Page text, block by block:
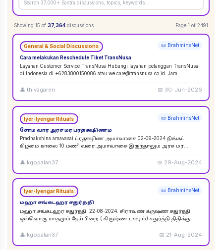
Showing 15 of 37,364 discussions Page 1 of 2491
General & Social Discussions 📜 BrahminsNet
Cara melakukan Reschedule Tiket TransNusa
Layanan Customer Service TransNusa Hubungi layanan pelanggan TransNusa
di Indonesia di +6283800150086 atau we.care@transnusa.co.id. Jam
👤 thivagaren 📅 30-Jun-2026
Iyer-Iyengar Rituals 📜 BrahminsNet
சோம வார அரச மர ப்ரதக்ஷிணம்
Pradhakshina amavasai ப்ரதக்ஷிண அமாவாசை 02-09-2024 திங்கட்
கிழமை காலை 10 மணி வரை அமாவாசை இருந்தாலும் அரச மர
👤 kgopalan37 📅 29-Aug-2024
Iyer-Iyengar Rituals 📜 BrahminsNet
மஹா சங்கடஹர சதுர்த்தி
மஹா சங்கடஹர சதுர்த்தி. 22-08-2024. சிராவண க்ருஷ்ண சதுர்த்தி.
ஒவ்வொரு மாதமும் தேய்பிறை ( கிருஷ்ண பக்ஷம்) சதுர்த்தி திதிக்கு
👤 kgopalan37 📅 21-Aug-2024